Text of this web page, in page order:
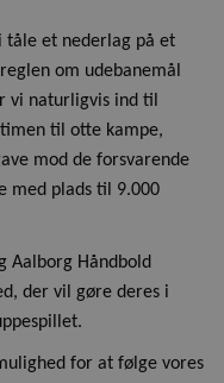
et nederlag på et
om udebanemål
vi naturligvis ind til
til otte kampe,
mod de forsvarende
med plads til 9.000
Aalborg Håndbold
der vil gøre deres i
for at følge vores